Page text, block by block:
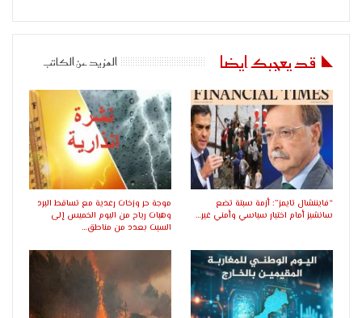
قد يعجبك ايضا المزيد عن الكاتب
“فايننشال تايمز”: أزمة سبتة تضع
سانشيز أمام اختبار سياسي وأمني غير…
موجة حر وزخات رعدية مع تساقط البرد
وهبات رياح من اليوم الخميس إلى
السبت بعدد من مناطق…